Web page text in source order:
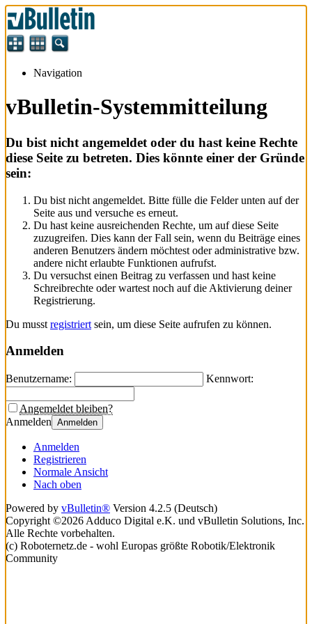
Navigation
vBulletin-Systemmitteilung
Du bist nicht angemeldet oder du hast keine Rechte
diese Seite zu betreten. Dies könnte einer der Gründe
sein:
Du bist nicht angemeldet. Bitte fülle die Felder unten auf der
Seite aus und versuche es erneut.
Du hast keine ausreichenden Rechte, um auf diese Seite
zuzugreifen. Dies kann der Fall sein, wenn du Beiträge eines
anderen Benutzers ändern möchtest oder administrative bzw.
andere nicht erlaubte Funktionen aufrufst.
Du versuchst einen Beitrag zu verfassen und hast keine
Schreibrechte oder wartest noch auf die Aktivierung deiner
Registrierung.
Du musst registriert sein, um diese Seite aufrufen zu können.
Anmelden
Benutzername: Kennwort:
Angemeldet bleiben?
Anmelden Anmelden
Anmelden
Registrieren
Normale Ansicht
Nach oben
Powered by vBulletin® Version 4.2.5 (Deutsch)
Copyright ©2026 Adduco Digital e.K. und vBulletin Solutions, Inc.
Alle Rechte vorbehalten.
(c) Roboternetz.de - wohl Europas größte Robotik/Elektronik
Community